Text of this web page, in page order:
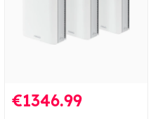
€1346.99